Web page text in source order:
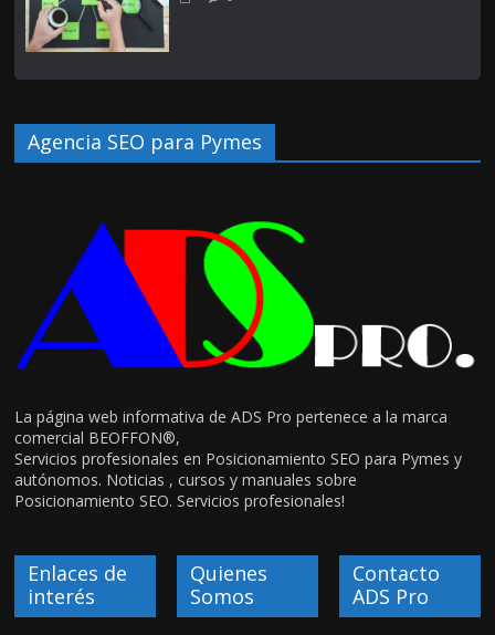
Agencia SEO para Pymes
La página web informativa de ADS Pro pertenece a la marca
comercial BEOFFON®,
Servicios profesionales en Posicionamiento SEO para Pymes y
autónomos. Noticias , cursos y manuales sobre
Posicionamiento SEO. Servicios profesionales!
Enlaces de
interés
Quienes
Somos
Contacto
ADS Pro